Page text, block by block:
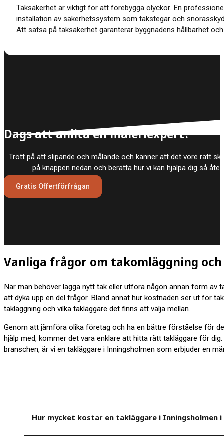
Taksäkerhet är viktigt för att förebygga olyckor. En
installation av säkerhetssystem som takstegar och
Att satsa på taksäkerhet garanterar byggnadens hållbarhet
Dags att anlita en måleriexpert?
Trött på att slipande och målande och känner att det vore rätt
på knappen nedan och berätta hur vi kan hjälpa dig så
Gratis Offertförfrågan
Vanliga frågor om takomläggning
När man behöver lägga nytt tak eller utföra någon annan form av
att dyka upp en del frågor. Bland annat hur kostnaden ser ut för
takläggning och vilka takläggare det finns att välja mellan.
Genom att jämföra olika företag och ha en bättre förståelse för
hjälp med, kommer det vara enklare att hitta rätt takläggare för
branschen, är vi en takläggare i Inningsholmen som erbjuder en
Hur mycket kostar en takläggare i Inningsholmen